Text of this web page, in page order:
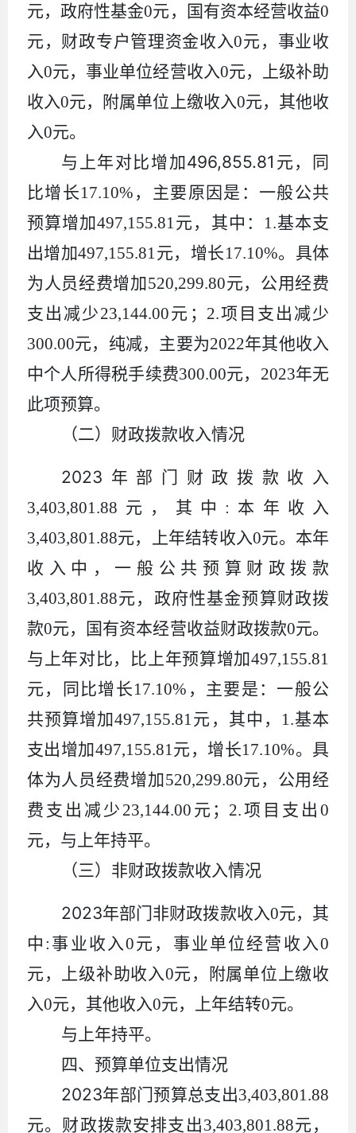
元，政府性基金0元，国有资本经营收益0
元，财政专户管理资金收入0元，事业收
入0元，事业单位经营收入0元，上级补助
收入0元，附属单位上缴收入0元，其他收
入0元。
与上年对比增加496,855.81 元，同
比增长17.10% ，主要原因是：一般公共
预算增加497,155.81 元，其中： 1.基本支
出增加497,155.81 元，增长17.10%。具体
为人员经费增加520,299.80元，公用经费
支出减少23,144.00元； 2.项目支出减少
300.00元，纯减，主要为2022年其他收入
中个人所得税手续费300.00元， 2023年无
此项预算。
（二）财政拨款收入情况
2023 年部门财政拨款收入
3,403,801.88 元，其中 : 本年收入
3,403,801.88元，上年结转收入0元。本年
收入中，一般公共预算财政拨款
3,403,801.88元，政府性基金预算财政拨
款0元，国有资本经营收益财政拨款0元。
与上年对比，比上年预算增加497,155.81
元，同比增长17.10% ，主要是：一般公
共预算增加497,155.81 元，其中， 1.基本
支出增加497,155.81 元，增长17.10%。具
体为人员经费增加520,299.80元，公用经
费支出减少 23,144.00 元； 2.项目支出0
元，与上年持平。
（三）非财政拨款收入情况
2023年部门非财政拨款收入0元，其
中 : 事业收入0元，事业单位经营收入0
元，上级补助收入0元，附属单位上缴收
入0元，其他收入0元，上年结转0元。
与上年持平。
四、预算单位支出情况
2023年部门预算总支出3,403,801.88
元。财政拨款安排支出3,403,801.88元，